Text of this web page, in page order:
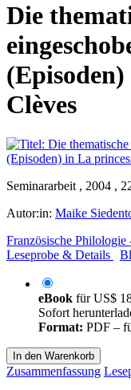
Die
Clèves
Seminararbeit , 2004 ,
Autor:in: Maike
Französische Philologie
Leseprobe & Details
eBook fürUS$
Sofort
Format: PDF –
In den Warenkorb
Zusammenfassung